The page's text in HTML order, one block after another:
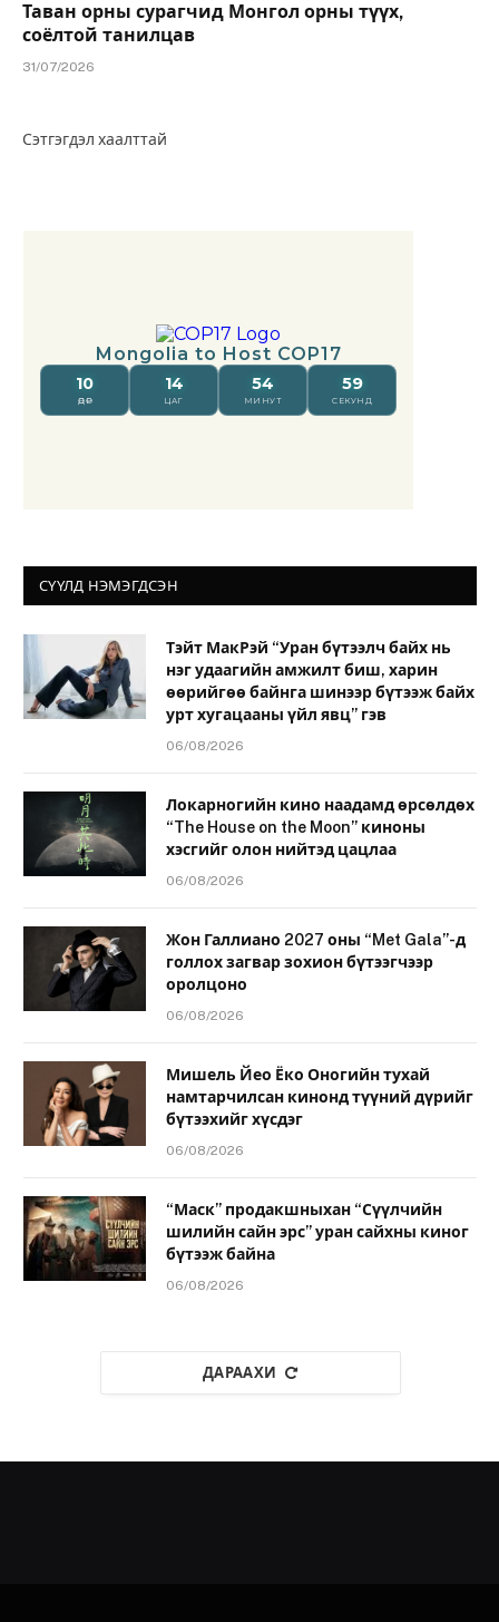
Таван орны сурагчид Монгол орны түүх,
соёлтой танилцав
31/07/2026
Сэтгэгдэл хаалттай
СҮҮЛД НЭМЭГДСЭН
Тэйт МакРэй “Уран бүтээлч байх нь
нэг удаагийн амжилт биш, харин
өөрийгөө байнга шинээр бүтээж байх
урт хугацааны үйл явц” гэв
06/08/2026
Локарногийн кино наадамд өрсөлдөх
“The House on the Moon” киноны
хэсгийг олон нийтэд цацлаа
06/08/2026
Жон Галлиано 2027 оны “Met Gala”-д
голлох загвар зохион бүтээгчээр
оролцоно
06/08/2026
Мишель Йео Ёко Оногийн тухай
намтарчилсан кинонд түүний дүрийг
бүтээхийг хүсдэг
06/08/2026
“Маск” продакшныхан “Сүүлчийн
шилийн сайн эрс” уран сайхны киног
бүтээж байна
06/08/2026
ДАРААХИ